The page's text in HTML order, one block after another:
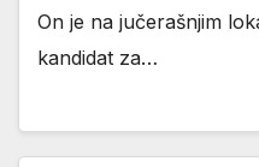
On je na jučerašnjim
kandidat za…